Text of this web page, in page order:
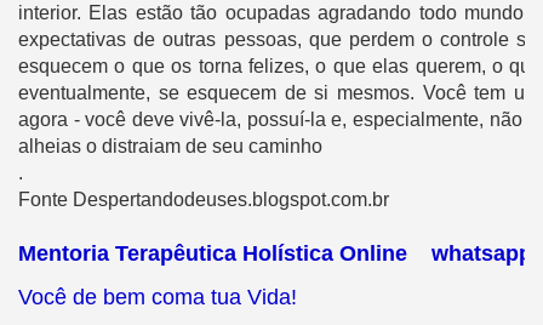
interior. Elas estão tão ocupadas agradando todo mundo,
expectativas de outras pessoas, que perdem o controle
esquecem o que os torna felizes, o que elas querem, o
eventualmente, se esquecem de si mesmos. Você tem
agora - você deve vivê-la, possuí-la e, especialmente, não
alheias o distraiam de seu caminho
.
Fonte Despertandodeuses.blogspot.com.br
Mentoria Terapêutica Holística Online whatsapp
Você de bem coma tua Vida!